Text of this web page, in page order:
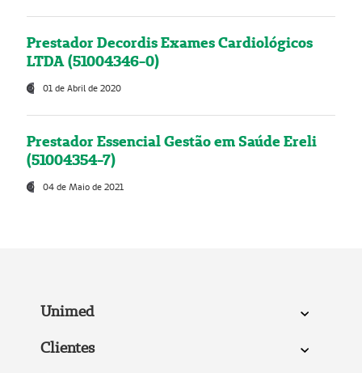
Prestador Decordis Exames Cardiológicos
LTDA (51004346-0)
01 de Abril de 2020
Prestador Essencial Gestão em Saúde Ereli
(51004354-7)
04 de Maio de 2021
Unimed
Clientes